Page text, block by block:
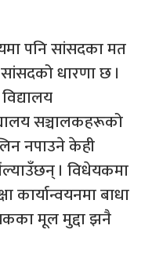
पनि सांसदका मत
धारणा छ ।
सञ्चालकहरूको
नपाउने केही
। विधेयकमा
बाधा
मूल मुद्दा झनै